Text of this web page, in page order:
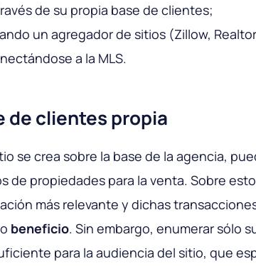
de su propia base de clientes;
un agregador de sitios (Zillow,
a la MLS.
de clientes propia
se crea sobre la base de la agencia,
de propiedades para la venta. Sobre
más relevante y dichas
beneficio. Sin embargo, enumerar sólo
para la audiencia del sitio, que